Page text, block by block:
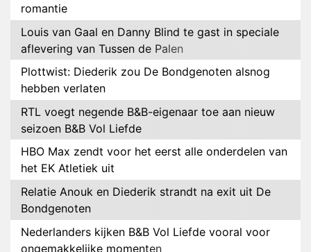
romantie
Louis van Gaal en Danny Blind te gast in speciale
aflevering van Tussen de Palen
Plottwist: Diederik zou De Bondgenoten alsnog
hebben verlaten
RTL voegt negende B&B-eigenaar toe aan nieuw
seizoen B&B Vol Liefde
HBO Max zendt voor het eerst alle onderdelen van
het EK Atletiek uit
Relatie Anouk en Diederik strandt na exit uit De
Bondgenoten
Nederlanders kijken B&B Vol Liefde vooral voor
ongemakkelijke momenten